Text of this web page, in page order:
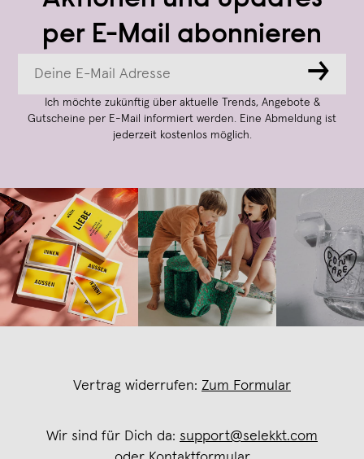
per E-Mail abonnieren
→
Ich möchte zukünftig über aktuelle Trends, Angebote &
Gutscheine per E-Mail informiert werden. Eine Abmeldung ist
jederzeit kostenlos möglich.
Vertrag widerrufen: Zum Formular
Wir sind für Dich da: support@selekkt.com